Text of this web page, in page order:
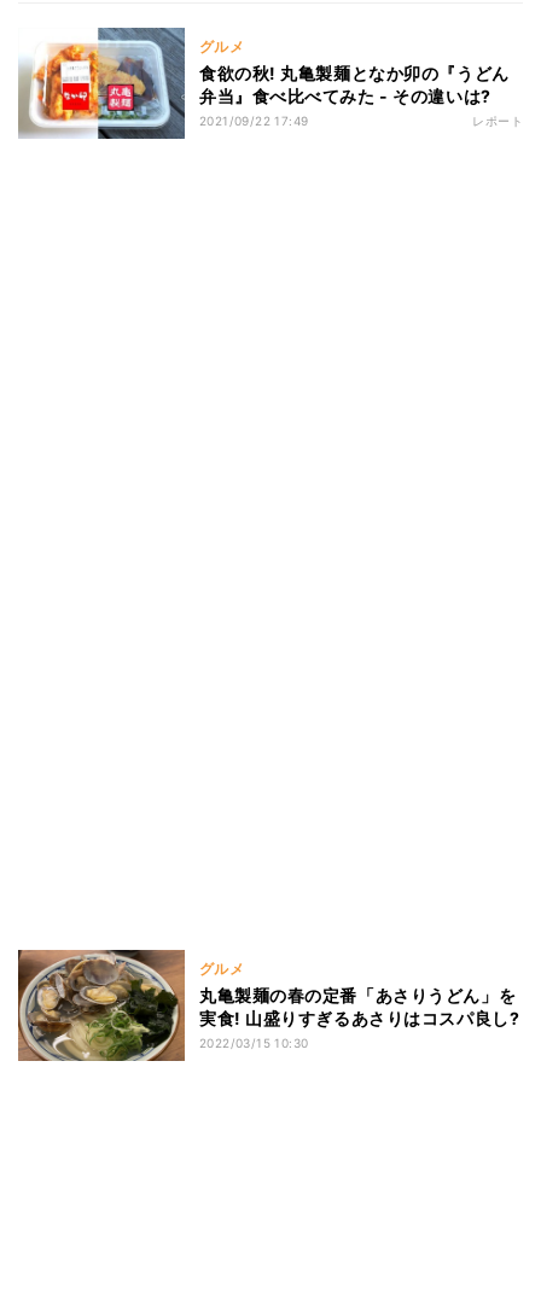
グルメ
食欲の秋! 丸亀製麺となか卯の『うどん
弁当』食べ比べてみた - その違いは?
2021/09/22 17:49 レポート
グルメ
丸亀製麺の春の定番「あさりうどん」を
実食! 山盛りすぎるあさりはコスパ良し?
2022/03/15 10:30